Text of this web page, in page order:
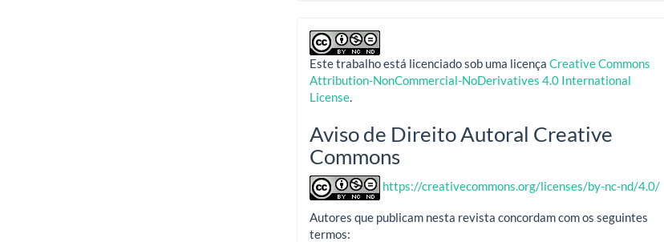
Este trabalho está licenciado sob uma licençaCreative Commons
Attribution-NonCommercial-NoDerivatives 4.0 International
License.
Aviso de Direito Autoral Creative
Commons
https://creativecommons.org/licenses/by-nc-nd/4.0/
Autores que publicam nesta revista concordam com os seguintes
termos: